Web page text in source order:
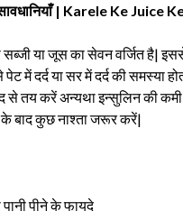
| Karele Ke Juice
सब्जी या जूस का सेवन वर्जित है|
में दर्द या सर में दर्द की समस्या
से तय करें अन्यथा इन्सुलिन की कमी
कुछ नाश्ता जरूर करें|
पीने के फायदे